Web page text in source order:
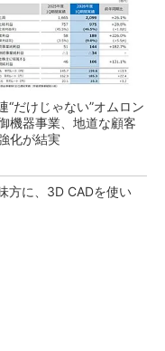
“だけじゃない”オムロン
機器事業、地道な顧客
化が結実
方に、3D CADを使い